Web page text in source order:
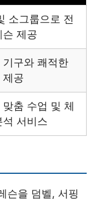
소그룹으로 전
슨 제공
기구와 쾌적한
제공
맞춤 수업 및 체
석 서비스
슨을 덤벨, 서핑